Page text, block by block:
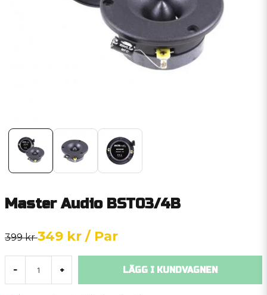
Master Audio BST03/4B
399 kr349 kr / Par
- + LÄGG I KUNDVAGNEN